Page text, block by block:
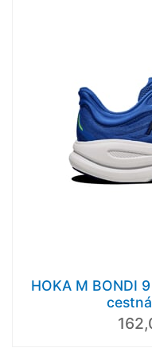
HOKA M BONDI